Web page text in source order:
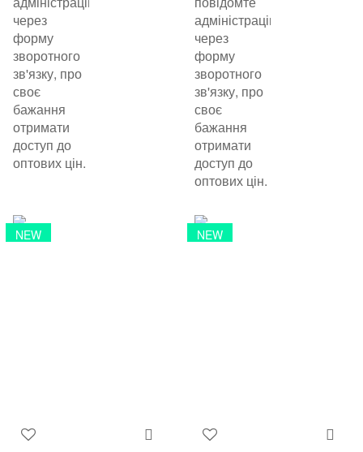
через
форму
зворотного
зв'язку, про
своє
бажання
отримати
доступ до
оптових цін.
адміністрацію
через
форму
зворотного
зв'язку, про
своє
бажання
отримати
доступ до
оптових цін.
NEW NEW